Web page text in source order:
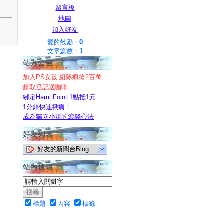
留言板
地圖
加入好友
愛的鼓勵： 0
文章篇數： 1
站方公告
加入PS女孩 組隊瘋搶2百萬
超取登記送咖啡
綁定Hami Point 1點抵1元
1分鐘快速揪痛！
成為獨立小姐的滾錢心法
好友列表
好友的新聞台Blog
站內搜尋
標題 內容 標籤